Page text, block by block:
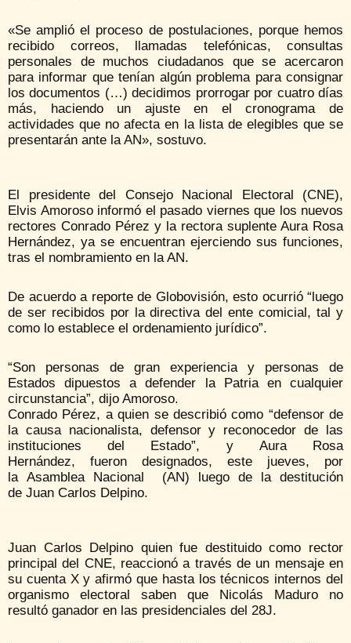
«Se amplió el proceso de postulaciones, porque hemos
recibido correos, llamadas telefónicas, consultas
personales de muchos ciudadanos que se acercaron
para informar que tenían algún problema para consignar
los documentos (…) decidimos prorrogar por cuatro días
más, haciendo un ajuste en el cronograma de
actividades que no afecta en la lista de elegibles que se
presentarán ante la AN», sostuvo.
El presidente del Consejo Nacional Electoral (CNE),
Elvis Amoroso informó el pasado viernes que los nuevos
rectores Conrado Pérez y la rectora suplente Aura Rosa
Hernández, ya se encuentran ejerciendo sus funciones,
tras el nombramiento en la AN.
De acuerdo a reporte de Globovisión, esto ocurrió “luego
de ser recibidos por la directiva del ente comicial, tal y
como lo establece el ordenamiento jurídico”.
“Son personas de gran experiencia y personas de
Estados dipuestos a defender la Patria en cualquier
circunstancia”, dijo Amoroso.
Conrado Pérez, a quien se describió como “defensor de
la causa nacionalista, defensor y reconocedor de las
instituciones del Estado”, y Aura Rosa
Hernández, fueron designados, este jueves, por
la Asamblea Nacional (AN) luego de la destitución
de Juan Carlos Delpino.
Juan Carlos Delpino quien fue destituido como rector
principal del CNE, reaccionó a través de un mensaje en
su cuenta X y afirmó que hasta los técnicos internos del
organismo electoral saben que Nicolás Maduro no
resultó ganador en las presidenciales del 28J.